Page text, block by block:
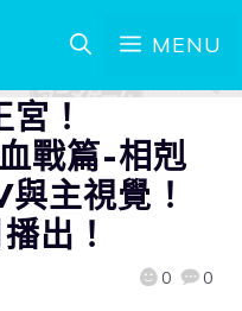
MENU
！
戰篇-相剋
主視覺！
出！
0 0